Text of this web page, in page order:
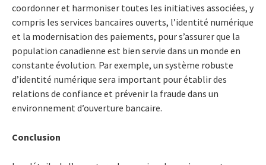
coordonner et harmoniser toutes les initiatives associées, y
compris les services bancaires ouverts, l’identité numérique
et la modernisation des paiements, pour s’assurer que la
population canadienne est bien servie dans un monde en
constante évolution. Par exemple, un système robuste
d’identité numérique sera important pour établir des
relations de confiance et prévenir la fraude dans un
environnement d’ouverture bancaire.
Conclusion